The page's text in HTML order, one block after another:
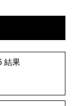
結果